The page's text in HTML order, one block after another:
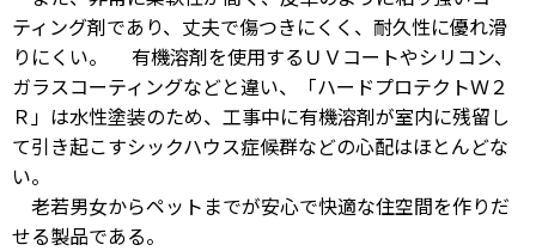
ティング剤であり、丈夫で傷つきにくく、耐久性に優れ滑
りにくい。 有機溶剤を使用するＵＶコートやシリコン、
ガラスコーティングなどと違い、「ハードプロテクトＷ２
Ｒ」は水性塗装のため、工事中に有機溶剤が室内に残留し
て引き起こすシックハウス症候群などの心配はほとんどな
い。
老若男女からペットまでが安心で快適な住空間を作りだ
せる製品である。